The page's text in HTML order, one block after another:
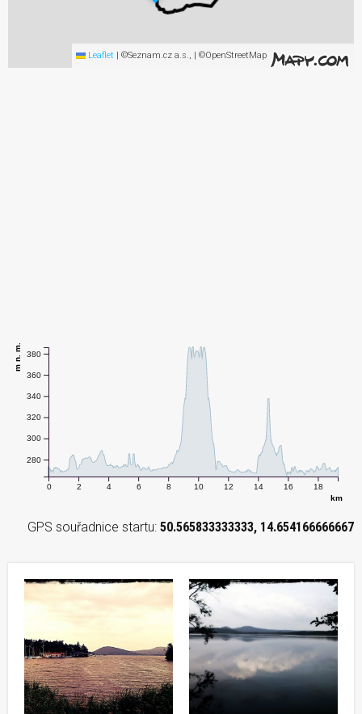
Leaflet | ©Seznam.cz a.s., | ©OpenStreetMap
0 2 4 6 8 10 12 14 16 18
km
280
300
320
340
360
380
m n. m.
GPS souřadnice startu: 50.565833333333, 14.654166666667